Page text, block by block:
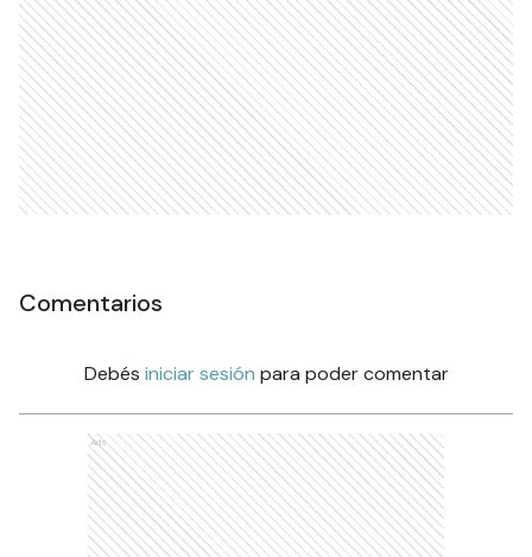
Comentarios
Debés iniciar sesión para poder comentar
Ads